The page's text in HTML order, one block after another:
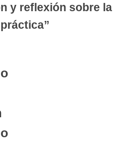
y reflexión sobre la
práctica”